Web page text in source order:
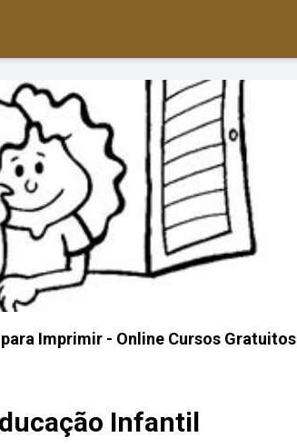
Imprimir - Online Cursos Gratuitos
Infantil